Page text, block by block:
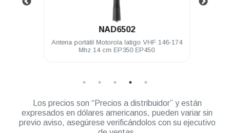
NAD6502
Antena portátil Motorola latigo VHF 146-174
Mhz 14 cm EP350 EP450
Los precios son “Precios a distribuidor” y están
expresados en dólares americanos, pueden variar sin
previo aviso, asegúrese verificándolos con su ejecutivo